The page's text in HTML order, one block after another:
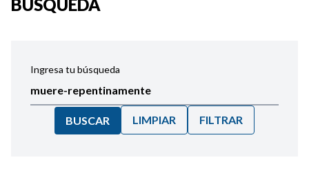
BÚSQUEDA
Ingresa tu búsqueda
BUSCAR LIMPIAR FILTRAR